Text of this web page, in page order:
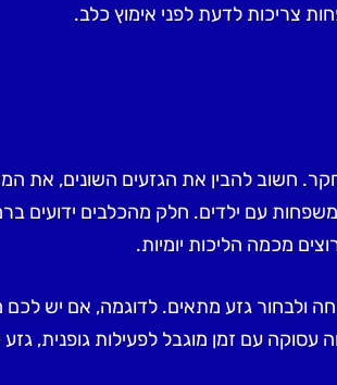
צריכות לדעת לפני אימוץ כלב.
חשוב להבין את הגזעים השונים, את
עם ילדים. חלק מהכלבים ידועים
מכמה הליכות יומיות.
ולבחור גזע מתאים. לדוגמה, אם יש
עם זמן מוגבל לפעילות גופנית, גזע